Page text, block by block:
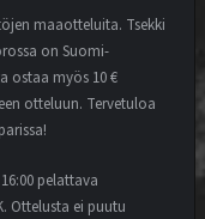
maaotteluita. Tsekki
on Suomi-
ostaa myös 10 €
otteluun. Tervetuloa
pelattava
Ottelusta ei puutu